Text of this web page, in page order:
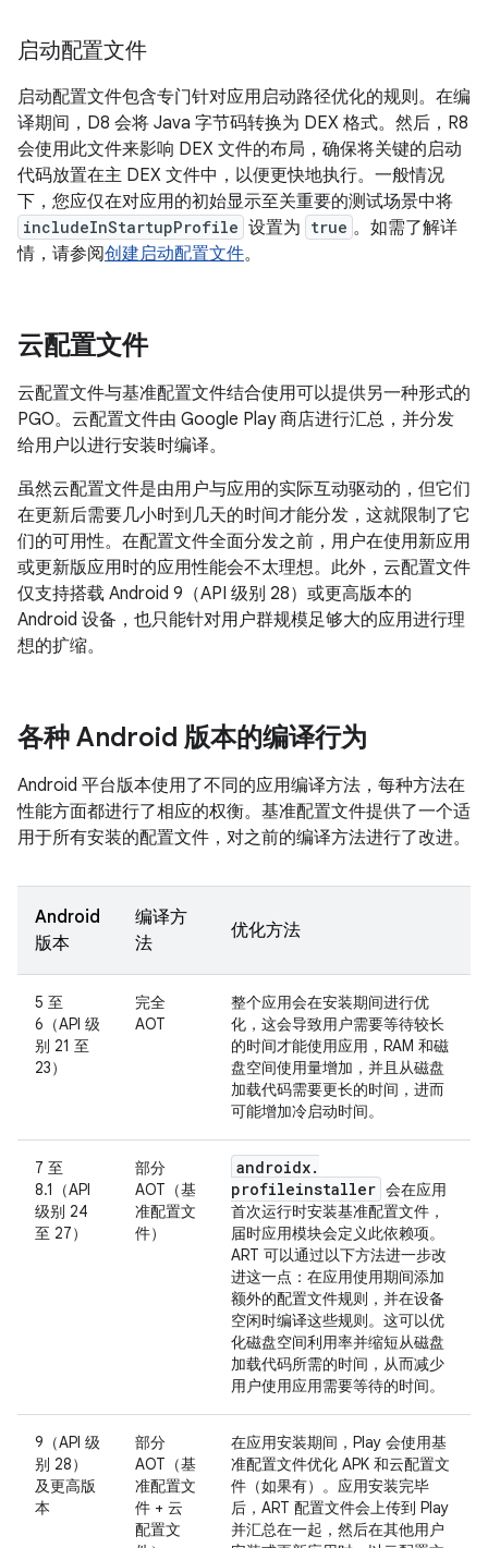
启动配置文件
启动配置文件包含专门针对应用启动路径优化的规则。在编
译期间，D8 会将 Java 字节码转换为 DEX 格式。然后，R8
会使用此文件来影响 DEX 文件的布局，确保将关键的启动
代码放置在主 DEX 文件中，以便更快地执行。一般情况
下，您应仅在对应用的初始显示至关重要的测试场景中将
includeInStartupProfile 设置为 true 。如需了解详
情，请参阅创建启动配置文件。
云配置文件
云配置文件与基准配置文件结合使用可以提供另一种形式的
PGO。云配置文件由 Google Play 商店进行汇总，并分发
给用户以进行安装时编译。
虽然云配置文件是由用户与应用的实际互动驱动的，但它们
在更新后需要几小时到几天的时间才能分发，这就限制了它
们的可用性。在配置文件全面分发之前，用户在使用新应用
或更新版应用时的应用性能会不太理想。此外，云配置文件
仅支持搭载 Android 9（API 级别 28）或更高版本的
Android 设备，也只能针对用户群规模足够大的应用进行理
想的扩缩。
各种 Android 版本的编译行为
Android 平台版本使用了不同的应用编译方法，每种方法在
性能方面都进行了相应的权衡。基准配置文件提供了一个适
用于所有安装的配置文件，对之前的编译方法进行了改进。
Android
版本
编译方
法
优化方法
5 至
6（API 级
别 21 至
23）
完全
AOT
整个应用会在安装期间进行优
化，这会导致用户需要等待较长
的时间才能使用应用，RAM 和磁
盘空间使用量增加，并且从磁盘
加载代码需要更长的时间，进而
可能增加冷启动时间。
7 至
8.1（API
级别 24
至 27）
部分
AOT（基
准配置文
件）
androidx.
profileinstaller 会在应用
首次运行时安装基准配置文件，
届时应用模块会定义此依赖项。
ART 可以通过以下方法进一步改
进这一点：在应用使用期间添加
额外的配置文件规则，并在设备
空闲时编译这些规则。这可以优
化磁盘空间利用率并缩短从磁盘
加载代码所需的时间，从而减少
用户使用应用需要等待的时间。
9（API 级
别 28）
及更高版
本
部分
AOT（基
准配置文
件 + 云
配置文
在应用安装期间，Play 会使用基
准配置文件优化 APK 和云配置文
件（如果有）。应用安装完毕
后，ART 配置文件会上传到 Play
并汇总在一起，然后在其他用户